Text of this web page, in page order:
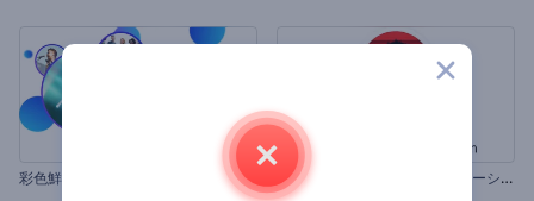
彩
色鮮やかなイベントのプロモーションビデオ Y
ouTube チャネル用のプロモーションビデオ